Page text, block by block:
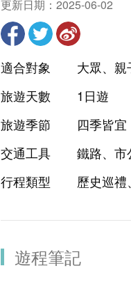
更新日期：2025-06-02
適合對象
大眾、
旅遊天數
1日遊
旅遊季節
四季皆宜
交通工具
鐵路、
行程類型
歷史巡
遊程筆記